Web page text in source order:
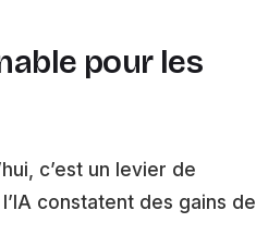
pour les
c’est un levier de
constatent des gains